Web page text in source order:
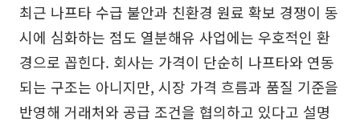
최근 나프타 수급 불안과 친환경 원료 확보 경쟁이 동
시에 심화하는 점도 열분해유 사업에는 우호적인 환
경으로 꼽힌다. 회사는 가격이 단순히 나프타와 연동
되는 구조는 아니지만, 시장 가격 흐름과 품질 기준을
반영해 거래처와 공급 조건을 협의하고 있다고 설명